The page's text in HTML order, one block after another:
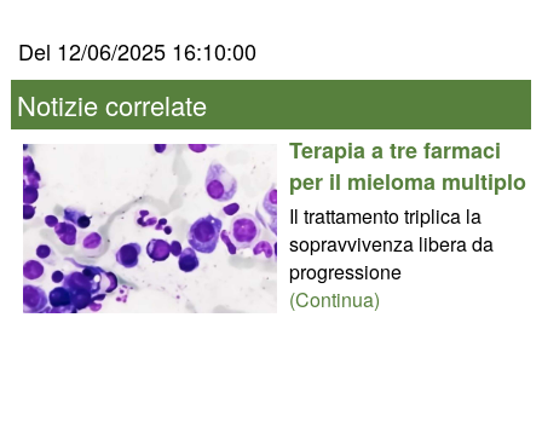
Del 12/06/2025 16:10:00
Notizie correlate
Terapia a tre farmaci
per il mieloma multiplo
Il trattamento triplica la
sopravvivenza libera da
progressione
(Continua)